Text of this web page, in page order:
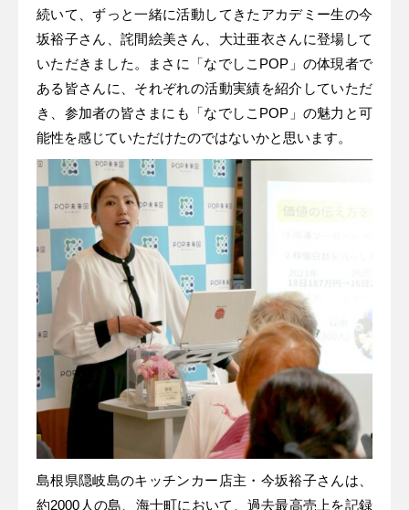
続いて、ずっと一緒に活動してきたアカデミー生の今
坂裕子さん、詫間絵美さん、大辻亜衣さんに登場して
いただきました。まさに「なでしこPOP」の体現者で
ある皆さんに、それぞれの活動実績を紹介していただ
き、参加者の皆さまにも「なでしこPOP」の魅力と可
能性を感じていただけたのではないかと思います。
島根県隠岐島のキッチンカー店主・今坂裕子さんは、
約2000人の島、海士町において、過去最高売上を記録